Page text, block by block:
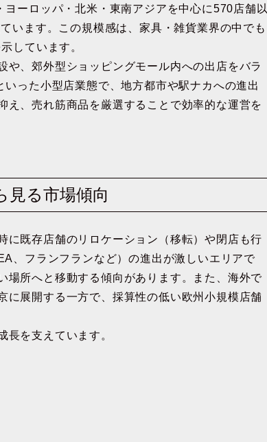
ーロッパ・北米・東南アジアを中心に570店舗以
います。この規模感は、家具・雑貨業界の中でも
しています。
、郊外型ショッピングモール内への出店をバラ
った小型店業態で、地方都市や駅ナカへの進出
え、売れ筋商品を厳選することで効率的な運営を
見る市場傾向
に既存店舗のリロケーション（移転）や閉店も行
、フランフランなど）の進出が激しいエリアで
場所へと移動する傾向があります。また、海外で
に展開する一方で、採算性の低い欧州小規模店舗
長を支えています。